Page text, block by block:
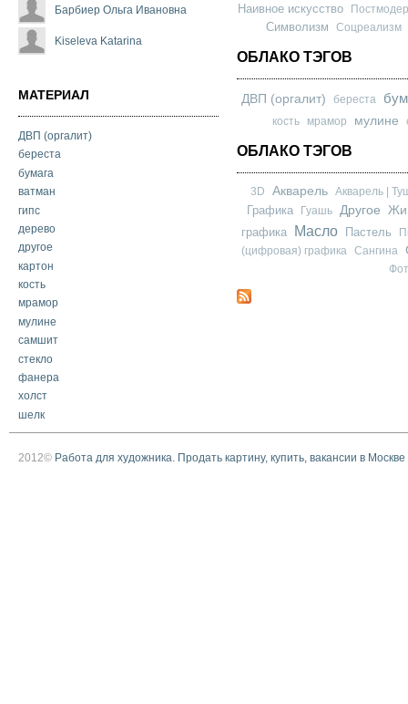
Барбиер Ольга Ивановна
Kiseleva Katarina
МАТЕРИАЛ
ДВП (оргалит)
береста
бумага
ватман
гипс
дерево
другое
картон
кость
мрамор
мулине
самшит
стекло
фанера
холст
шелк
Наивное искусство
Символизм Соцреализм
ОБЛАКО ТЭГОВ
ДВП (оргалит) береста
кость мрамор мулине
ОБЛАКО ТЭГОВ
3D Акварель Акварель |
Графика Гуашь Другое
графика
Масло Пастель
(цифровая) графика Сангина
2012© Работа для художника. Продать картину, купить, вакансии в Москве